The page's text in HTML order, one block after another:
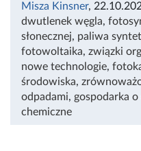
Misza Kinsner,
dwutlenek węgla,
słonecznej, paliwa
fotowoltaika, związki
nowe technologie,
środowiska,
odpadami, gospodarka
chemiczne